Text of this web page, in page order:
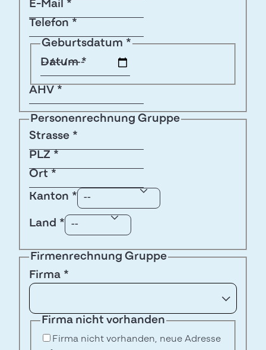
E-Mail *
Telefon *
Datum*
Geburtsdatum *
AHV *
Personenrechnung Gruppe
Strasse *
PLZ *
Ort *
Kanton *
Land *
Firmenrechnung Gruppe
Firma *
Firma nicht vorhanden
Firma nicht vorhanden, neue Adresse